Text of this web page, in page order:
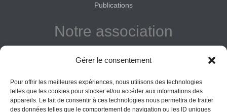
Gérer le consentement
Pour offrir les meilleures expériences, nous utilisons des technologies
telles que les cookies pour stocker et/ou accéder aux informations des
appareils. Le fait de consentir à ces technologies nous permettra de traiter
des données telles que le comportement de navigation ou les ID uniques
Publications
Notre association
Donner